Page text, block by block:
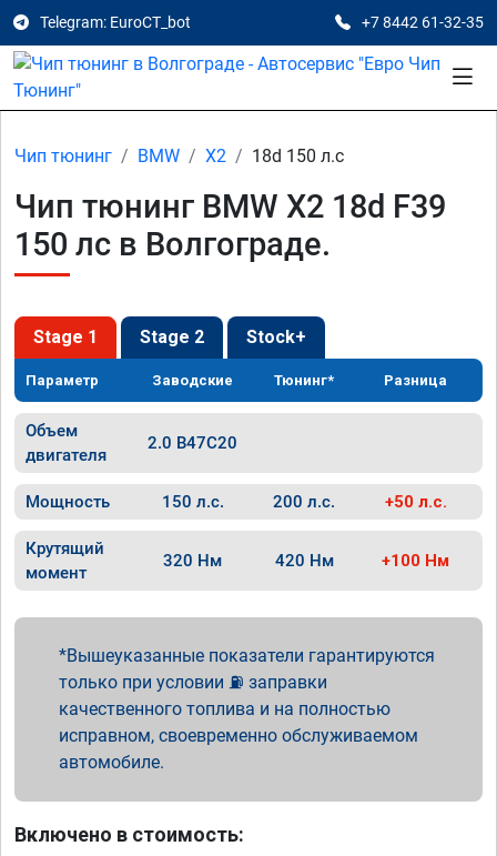
Telegram: EuroCT_bot +7 8442 61-32-35
Чип тюнинг BMW X2 18d 150 л.с
Чип тюнинг BMW X2 18d F39
150 лс в Волгограде.
Stage 1 Stage 2 Stock+
Параметр Заводские Тюнинг* Разница
Объем
двигателя
2.0 B47C20
Мощность 150 л.с. 200 л.с. +50 л.с.
Крутящий
момент
320 Нм 420 Нм +100 Нм
Вышеуказанные показатели гарантируются
только при условии ⛽ заправки
качественного топлива и на полностью
исправном, своевременно обслуживаемом
автомобиле.
Включено в стоимость: